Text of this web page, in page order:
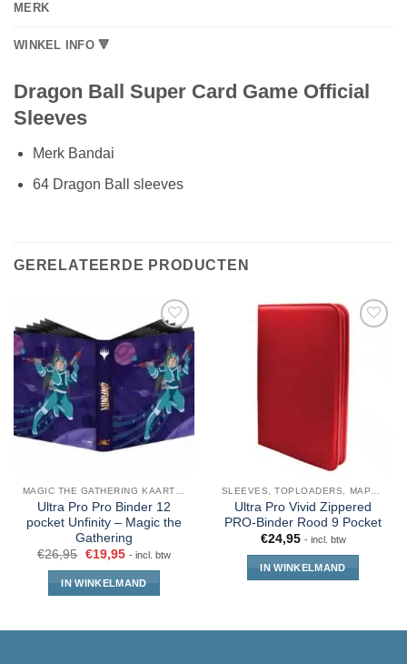
MERK
WINKEL INFO 🔻
Dragon Ball Super Card Game Official
Sleeves
Merk Bandai
64 Dragon Ball sleeves
GERELATEERDE PRODUCTEN
Ultra Pro Pro Binder 12
pocket Unfinity – Magic the
Gathering
€26,95 €19,95 - incl. btw
IN WINKELMAND
Ultra Pro Vivid Zippered
PRO-Binder Rood 9 Pocket
€24,95 - incl. btw
IN WINKELMAND